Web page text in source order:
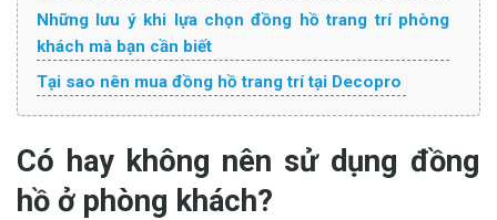
Những lưu ý khi lựa chọn đồng hồ trang trí phòng
khách mà bạn cần biết
Tại sao nên mua đồng hồ trang trí tại Decopro
Có hay không nên sử dụng đồng
hồ ở phòng khách?